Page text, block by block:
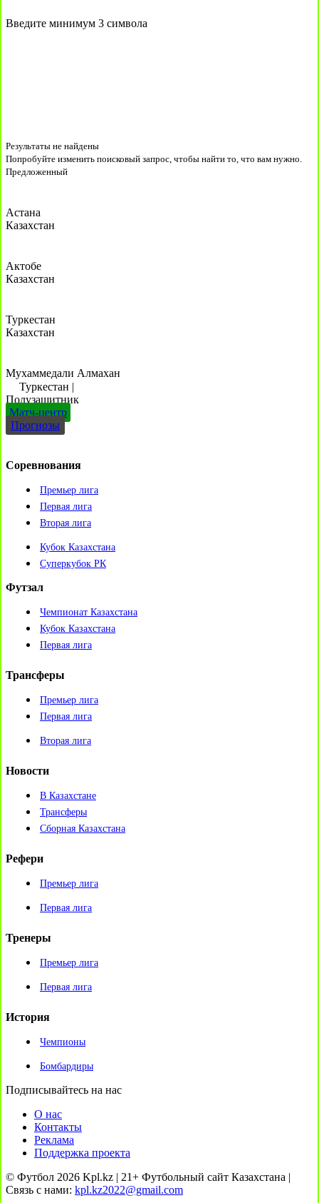
Введите минимум 3 символа
Результаты не найдены
Попробуйте изменить поисковый запрос, чтобы найти то, что вам нужно.
Предложенный
Астана
Казахстан
Актобе
Казахстан
Туркестан
Казахстан
Мухаммедали Алмахан
Туркестан |
Полузащитник
Матч-центр
Прогнозы
Соревнования
Премьер лига
Первая лига
Вторая лига
Кубок Казахстана
Суперкубок РК
Футзал
Чемпионат Казахстана
Кубок Казахстана
Первая лига
Трансферы
Премьер лига
Первая лига
Вторая лига
Новости
В Казахстане
Трансферы
Сборная Казахстана
Рефери
Премьер лига
Первая лига
Тренеры
Премьер лига
Первая лига
История
Чемпионы
Бомбардиры
Подписывайтесь на нас
О нас
Контакты
Реклама
Поддержка проекта
© Футбол 2026 Kpl.kz | 21+ Футбольный сайт Казахстана |
Связь с нами: kpl.kz2022@gmail.com